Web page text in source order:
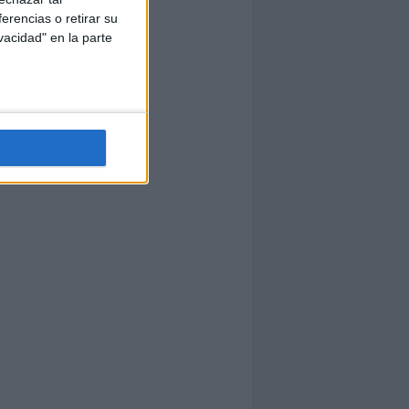
o retirar su
en la parte